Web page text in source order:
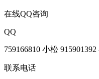
在线QQ咨询
QQ
759166810 小松 915901392
联系电话